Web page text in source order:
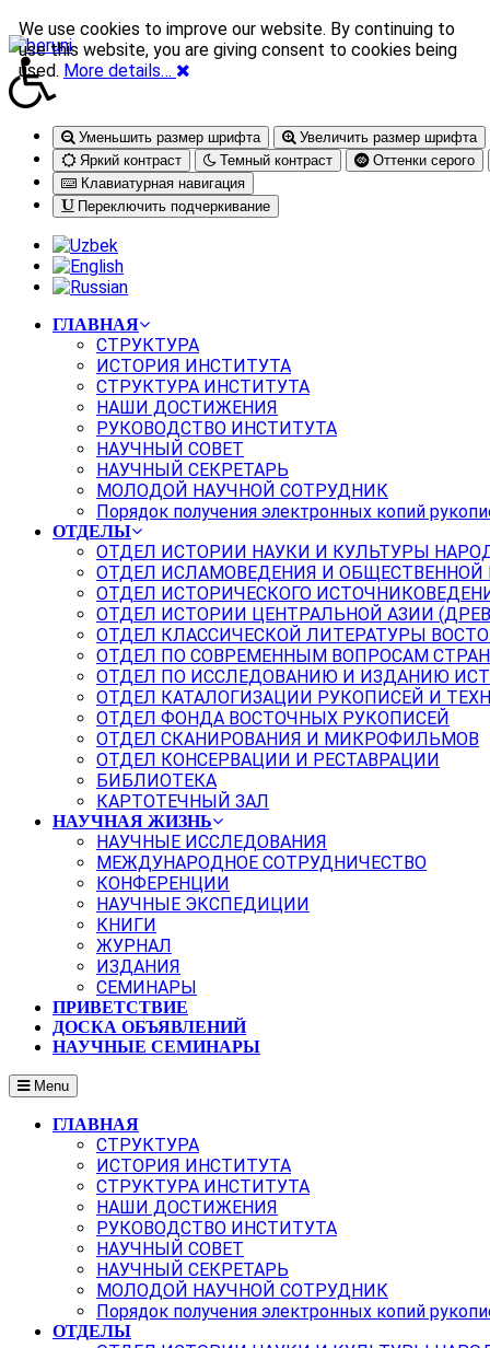
Уменьшить размер шрифта
Увеличить размер шрифта
Яркий контраст
Темный контраст
Оттенки серого
Клавиатурная навигация
Переключить подчеркивание
ГЛАВНАЯ
СТРУКТУРА
ИСТОРИЯ ИНСТИТУТА
СТРУКТУРА ИНСТИТУТА
НАШИ ДОСТИЖЕНИЯ
РУКОВОДСТВО ИНСТИТУТА
НАУЧНЫЙ СОВЕТ
НАУЧНЫЙ СЕКРЕТАРЬ
МОЛОДОЙ НАУЧНОЙ СОТРУДНИК
Порядок получения электронных копий
ОТДЕЛЫ
ОТДЕЛ ИСТОРИИ НАУКИ И КУЛЬТУРЫ
ОТДЕЛ ИСЛАМОВЕДЕНИЯ И
ОТДЕЛ ИСТОРИЧЕСКОГО
ОТДЕЛ ИСТОРИИ ЦЕНТРАЛЬНОЙ АЗИИ
ОТДЕЛ КЛАССИЧЕСКОЙ ЛИТЕРАТУРЫ
ОТДЕЛ ПО СОВРЕМЕННЫМ ВОПРОСАМ
ОТДЕЛ ПО ИССЛЕДОВАНИЮ И ИЗДАНИЮ
ОТДЕЛ КАТАЛОГИЗАЦИИ РУКОПИСЕЙ И
ОТДЕЛ ФОНДА ВОСТОЧНЫХ РУКОПИСЕЙ
ОТДЕЛ СКАНИРОВАНИЯ И МИКРОФИЛЬМОВ
ОТДЕЛ КОНСЕРВАЦИИ И РЕСТАВРАЦИИ
БИБЛИОТЕКА
КАРТОТЕЧНЫЙ ЗАЛ
НАУЧНАЯ ЖИЗНЬ
НАУЧНЫЕ ИССЛЕДОВАНИЯ
МЕЖДУНАРОДНОЕ СОТРУДНИЧЕСТВО
КОНФЕРЕНЦИИ
НАУЧНЫЕ ЭКСПЕДИЦИИ
КНИГИ
ЖУРНАЛ
ИЗДАНИЯ
СЕМИНАРЫ
ПРИВЕТСТВИЕ
ДОСКА ОБЪЯВЛЕНИЙ
НАУЧНЫЕ СЕМИНАРЫ
Menu
ГЛАВНАЯ
СТРУКТУРА
ИСТОРИЯ ИНСТИТУТА
СТРУКТУРА ИНСТИТУТА
НАШИ ДОСТИЖЕНИЯ
РУКОВОДСТВО ИНСТИТУТА
НАУЧНЫЙ СОВЕТ
НАУЧНЫЙ СЕКРЕТАРЬ
МОЛОДОЙ НАУЧНОЙ СОТРУДНИК
Порядок получения электронных копий
ОТДЕЛЫ
We use cookies to improve our website. By continuing to
use this website, you are giving consent to cookies being
used. More details…